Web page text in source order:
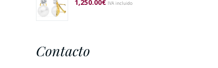
1,250.00€ IVA incluido
Contacto